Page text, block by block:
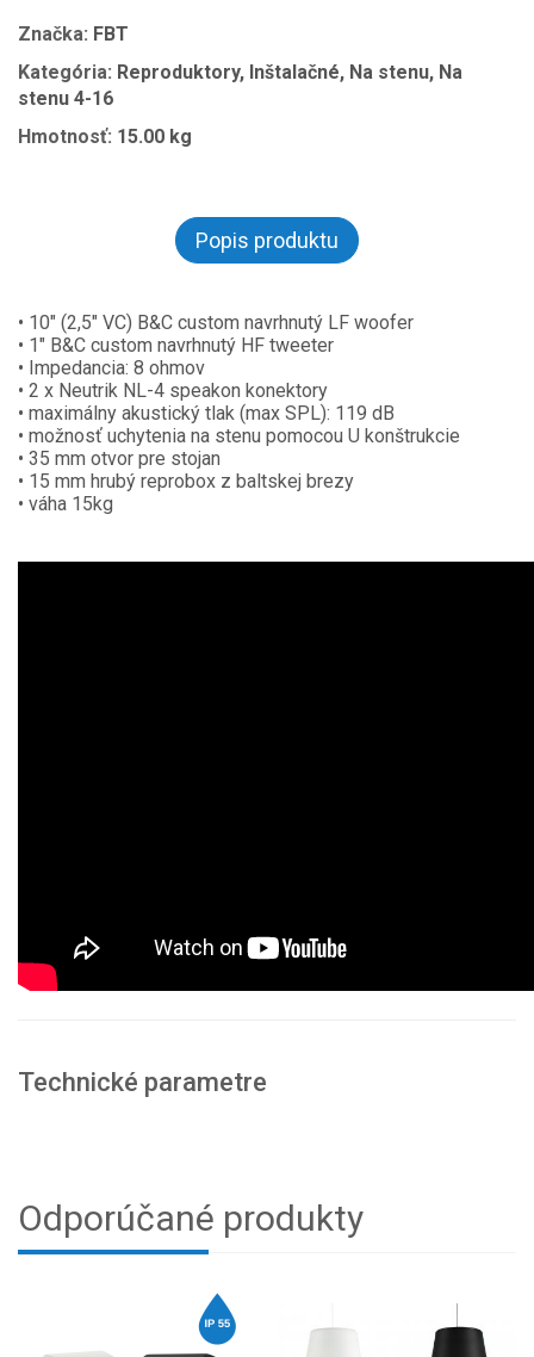
Značka: FBT
Kategória: Reproduktory, Inštalačné, Na stenu, Na
stenu 4-16
Hmotnosť: 15.00 kg
Popis produktu
• 10" (2,5" VC) B&C custom navrhnutý LF woofer
• 1" B&C custom navrhnutý HF tweeter
• Impedancia: 8 ohmov
• 2 x Neutrik NL-4 speakon konektory
• maximálny akustický tlak (max SPL): 119 dB
• možnosť uchytenia na stenu pomocou U konštrukcie
• 35 mm otvor pre stojan
• 15 mm hrubý reprobox z baltskej brezy
• váha 15kg
Technické parametre
Odporúčané produkty